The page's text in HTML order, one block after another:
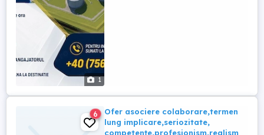
1
6
Ofer asociere colaborare,termen
lung implicare,seriozitate,
competențe,profesionism,realism